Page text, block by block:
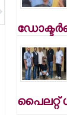
പൈലറ്റ്